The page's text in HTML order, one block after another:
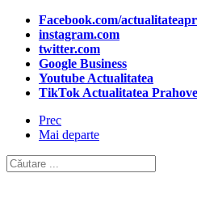
Facebook.com/
instagram.com
twitter.com
Google Business
Youtube Actualitatea
TikTok Actualitatea
Prec
Mai departe